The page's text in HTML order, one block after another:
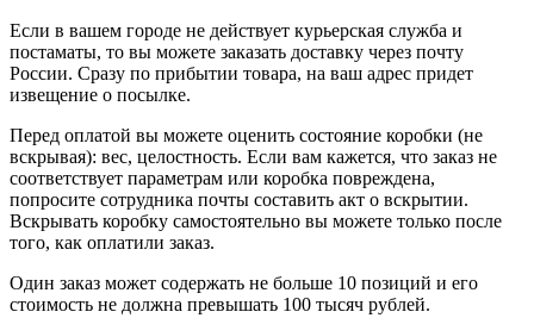
Если в вашем городе не действует курьерская служба и
постаматы, то вы можете заказать доставку через почту
России. Сразу по прибытии товара, на ваш адрес придет
извещение о посылке.
Перед оплатой вы можете оценить состояние коробки (не
вскрывая): вес, целостность. Если вам кажется, что заказ не
соответствует параметрам или коробка повреждена,
попросите сотрудника почты составить акт о вскрытии.
Вскрывать коробку самостоятельно вы можете только после
того, как оплатили заказ.
Один заказ может содержать не больше 10 позиций и его
стоимость не должна превышать 100 тысяч рублей.